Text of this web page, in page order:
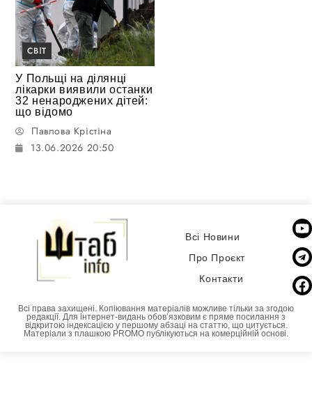
СВІТ
У Польщі на ділянці
лікарки виявили останки
32 ненароджених дітей:
що відомо
Павлова Крістіна
13.06.2026 20:50
Всі Новини
Про Проєкт
Контакти
Всі права захищені. Копіювання матеріалів можливе тільки за згодою
редакції. Для інтернет-видань обовʼязковим є пряме посилання з
відкритою індексацією у першому абзаці на статтю, що цитується.
Матеріали з плашкою PROMO публікуються на комерційній основі.